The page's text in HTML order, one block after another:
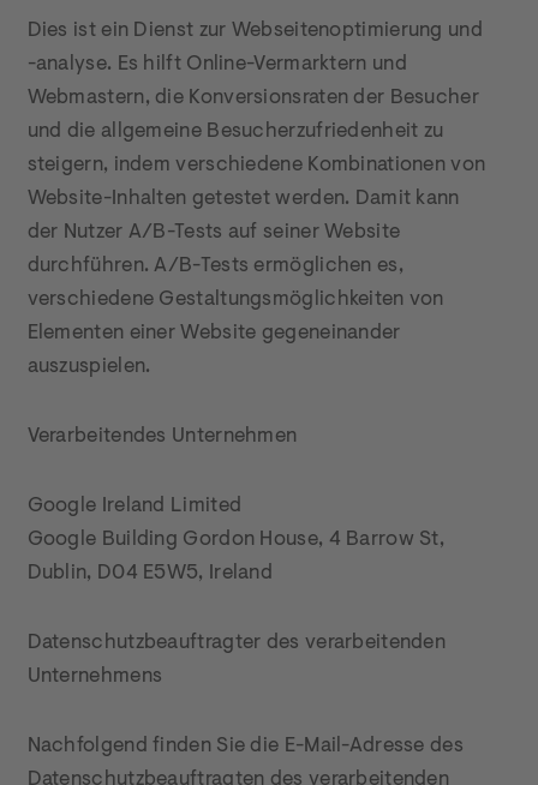
Dies ist ein Dienst zur Webseitenoptimierung und
-analyse. Es hilft Online-Vermarktern und
Webmastern, die Konversionsraten der Besucher
und die allgemeine Besucherzufriedenheit zu
steigern, indem verschiedene Kombinationen von
Website-Inhalten getestet werden. Damit kann
der Nutzer A/B-Tests auf seiner Website
durchführen. A/B-Tests ermöglichen es,
verschiedene Gestaltungsmöglichkeiten von
Elementen einer Website gegeneinander
auszuspielen.
Verarbeitendes Unternehmen
Google Ireland Limited
Google Building Gordon House, 4 Barrow St,
Dublin, D04 E5W5, Ireland
Datenschutzbeauftragter des verarbeitenden
Unternehmens
Nachfolgend finden Sie die E-Mail-Adresse des
Datenschutzbeauftragten des verarbeitenden